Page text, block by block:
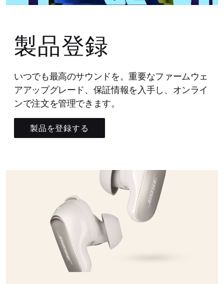
製品登録
いつでも最高のサウンドを。重要なファームウェ
アアップグレード、保証情報を入手し、オンライ
ンで注文を管理できます。
製品を登録する